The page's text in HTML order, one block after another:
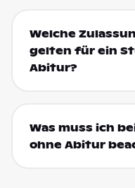
Welche
gelten für ein
Abitur?
Was muss ich
ohne Abitur